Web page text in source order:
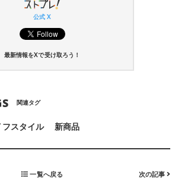
公式 X
最新情報をXで受け取ろう！
関連タグ
フスタイル 新商品
一覧へ戻る 次の記事